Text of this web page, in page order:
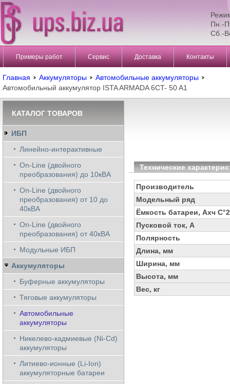
Пн.-
Сб.-
Примеры работ Сервис Доставка Контакты
Главная Аккумуляторы
Автомобильные аккумуляторы
Автомобильный аккумулятор ISTA ARMADA 6CT- 50 A1
Технические
Производитель
Модельный ряд
Ёмкость батареи, Ахч
Пусковой ток, А
Полярность
Длина, мм
Ширина, мм
Высота, мм
Вес, кг
КАТАЛОГ ТОВАРОВ
ИБП
Линейно-интерактивные
On-Line (двойного
преобразования) до 10кВА
On-Line (двойного
преобразования) от 10 до
40кВА
On-Line (двойного
преобразования) от 40кВА
Модульные ИБП
Аккумуляторы
Буферные аккумуляторы
Тяговые аккумуляторы
Автомобильные
аккумуляторы
Никелево-кадмиевые (Ni-Cd)
аккумуляторы
Литиево-ионные (Li-Ion)
аккумуляторные батареи